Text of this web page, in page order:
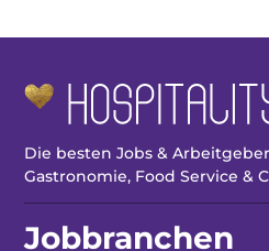
Die besten Jobs &
Gastronomie, Food Service &
Jobbranchen